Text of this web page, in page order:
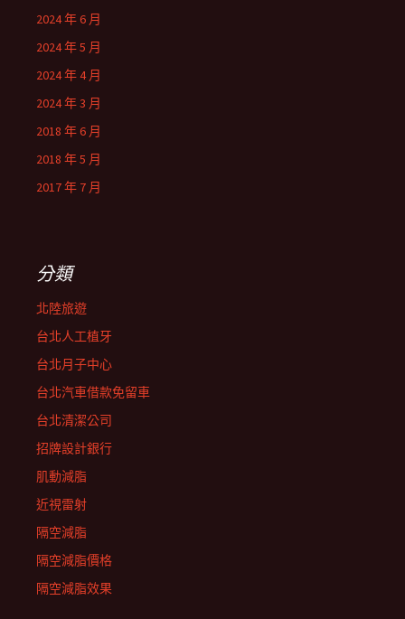
2024 年 6 月
2024 年 5 月
2024 年 4 月
2024 年 3 月
2018 年 6 月
2018 年 5 月
2017 年 7 月
分類
北陸旅遊
台北人工植牙
台北月子中心
台北汽車借款免留車
台北清潔公司
招牌設計銀行
肌動減脂
近視雷射
隔空減脂
隔空減脂價格
隔空減脂效果